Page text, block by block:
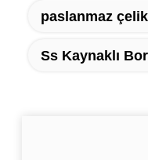
paslanmaz
Ss Kaynaklı